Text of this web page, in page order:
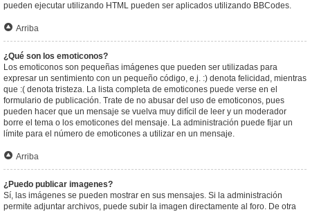
pueden ejecutar utilizando HTML pueden ser aplicados utilizando BBCodes.
Arriba
¿Qué son los emoticonos?
Los emoticonos son pequeñas imágenes que pueden ser utilizadas para
expresar un sentimiento con un pequeño código, e.j. :) denota felicidad, mientras
que :( denota tristeza. La lista completa de emoticones puede verse en el
formulario de publicación. Trate de no abusar del uso de emoticonos, pues
pueden hacer que un mensaje se vuelva muy difícil de leer y un moderador
borre el tema o los emoticones del mensaje. La administración puede fijar un
límite para el número de emoticones a utilizar en un mensaje.
Arriba
¿Puedo publicar imagenes?
Sí, las imágenes se pueden mostrar en sus mensajes. Si la administración
permite adjuntar archivos, puede subir la imagen directamente al foro. De otra